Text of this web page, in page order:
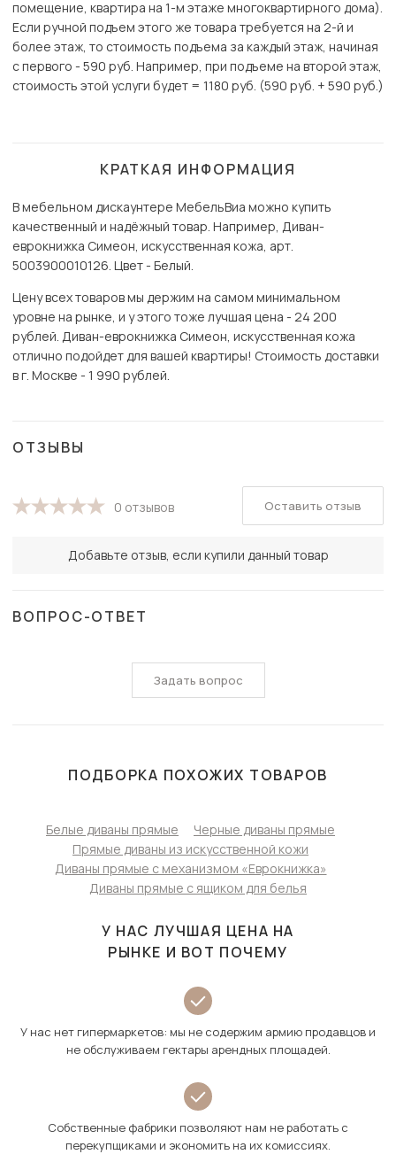
помещение, квартира на 1-м этаже многоквартирного дома).
Если ручной подъем этого же товара требуется на 2-й и
более этаж, то стоимость подъема за каждый этаж, начиная
с первого - 590 руб. Например, при подъеме на второй этаж,
стоимость этой услуги будет = 1180 руб. (590 руб. + 590 руб.)
КРАТКАЯ ИНФОРМАЦИЯ
В мебельном дискаунтере МебельВиа можно купить
качественный и надёжный товар. Например, Диван-
еврокнижка Симеон, искусственная кожа, арт.
5003900010126. Цвет - Белый.
Цену всех товаров мы держим на самом минимальном
уровне на рынке, и у этого тоже лучшая цена - 24 200
рублей. Диван-еврокнижка Симеон, искусственная кожа
отлично подойдет для вашей квартиры! Стоимость доставки
в г. Москве - 1 990 рублей.
ОТЗЫВЫ
0 отзывов
Добавьте отзыв, если купили данный товар
Оставить отзыв
ВОПРОС-ОТВЕТ
Задать вопрос
ПОДБОРКА ПОХОЖИХ ТОВАРОВ
Белые диваны прямые
Черные диваны прямые
Прямые диваны из искусственной кожи
Диваны прямые с механизмом «Еврокнижка»
Диваны прямые с ящиком для белья
У НАС ЛУЧШАЯ ЦЕНА НА
РЫНКЕ И ВОТ ПОЧЕМУ
У нас нет гипермаркетов: мы не содержим армию продавцов и
не обслуживаем гектары арендных площадей.
Собственные фабрики позволяют нам не работать с
перекупщиками и экономить на их комиссиях.